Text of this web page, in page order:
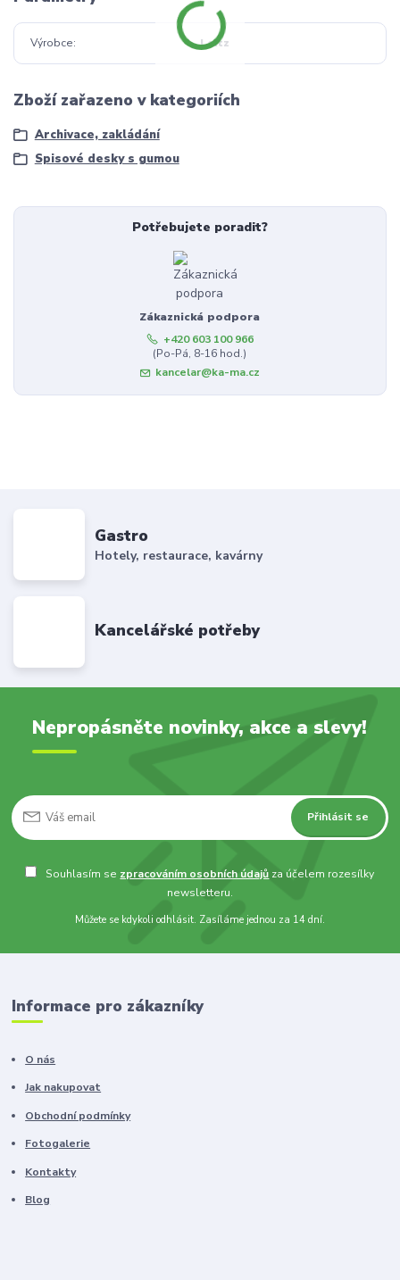
Výrobce Leitz
Zboží zařazeno v kategoriích
Archivace, zakládání
Spisové desky s gumou
Potřebujete poradit?
Zákaznická podpora
+420 603 100 966
(Po-Pá, 8-16 hod.)
kancelar@ka-ma.cz
Gastro
Hotely, restaurace, kavárny
Kancelářské potřeby
Nepropásněte novinky, akce a slevy!
Přihlásit se
Souhlasím se zpracováním osobních údajů za účelem rozesílky
newsletteru.
Můžete se kdykoli odhlásit. Zasíláme jednou za 14 dní.
Informace pro zákazníky
O nás
Jak nakupovat
Obchodní podmínky
Fotogalerie
Kontakty
Blog